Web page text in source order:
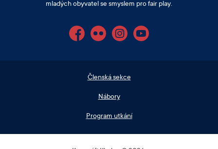
mladých obyvatel se smyslem pro fair play.
FacebookFlickr InstagramYouTube
Členská sekce
Nábory
Program utkání